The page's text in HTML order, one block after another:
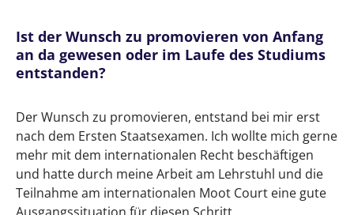
Ist der Wunsch zu promovieren von Anfang
an da gewesen oder im Laufe des Studiums
entstanden?
Der Wunsch zu promovieren, entstand bei mir erst
nach dem Ersten Staatsexamen. Ich wollte mich gerne
mehr mit dem internationalen Recht beschäftigen
und hatte durch meine Arbeit am Lehrstuhl und die
Teilnahme am internationalen Moot Court eine gute